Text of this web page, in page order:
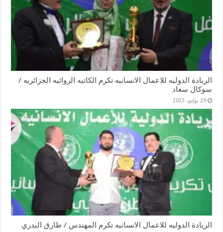
الريادة الدوليه للاعمال الانسانيه تكرم الكاتبه الروائيه الجزائريه /
سوكال سعاد
29 يوليو، 2023
الريادة الدوليه للاعمال الانسانيه تكرم المهندس / طارق البدري